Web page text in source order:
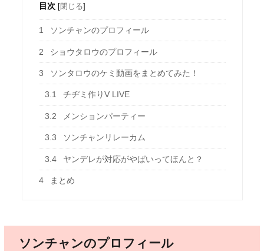
目次 [閉じる]
1 ソンチャンのプロフィール
2 ショウタロウのプロフィール
3 ソンタロウのケミ動画をまとめてみた！
3.1 チヂミ作りV LIVE
3.2 メンションパーティー
3.3 ソンチャンリレーカム
3.4 ヤンデレが対応がやばいってほんと？
4 まとめ
ソンチャンのプロフィール